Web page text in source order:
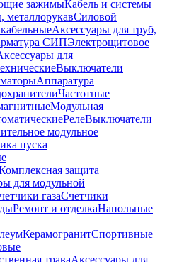
зажимыКабель и системы
металлорукавСиловой
Аксессуары для труб,
СИПЭлектрощитовое
для
Выключатели
Аппаратура
Частотные
Модульная
РелеВыключатели
модульное
пуска
защита
для модульной
газаСчетчики
Ремонт и отделкаНапольные
КерамогранитСпортивные
траваАксессуары для